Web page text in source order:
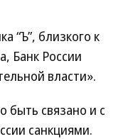
“Ъ”, близкого к
Банк России
власти».
быть связано и с
санкциями.